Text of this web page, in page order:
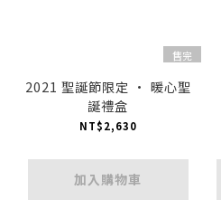
售完
2021 聖誕節限定 · 暖心聖
誕禮盒
NT$2,630
加入購物車